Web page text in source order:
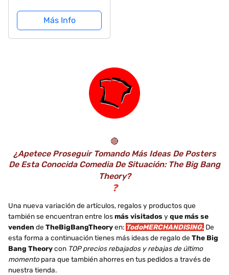
Farrah Fowler, con
citas de lona,
decoración de
Más Info
🔴
¿Apetece Proseguir Tomando Más Ideas De Posters
De Esta Conocida Comedia De Situación: The Big Bang
Theory?
❓
Una nueva variación de artículos, regalos y productos que
también se encuentran entre losmás visitados y que más se
venden de TheBigBangTheoryen: TodoMERCHANDISING. De
esta forma a continuación tienes más ideas de regalo de The Big
Bang Theorycon TOP precios rebajados y rebajas de último
momentopara que también ahorres en tus pedidos a través de
nuestra tienda.